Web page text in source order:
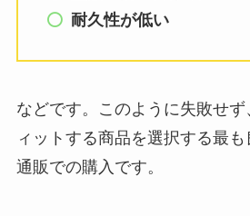
耐久性が低い
などです。このように失敗せ
ィットする商品を選択する最
通販での購入です。